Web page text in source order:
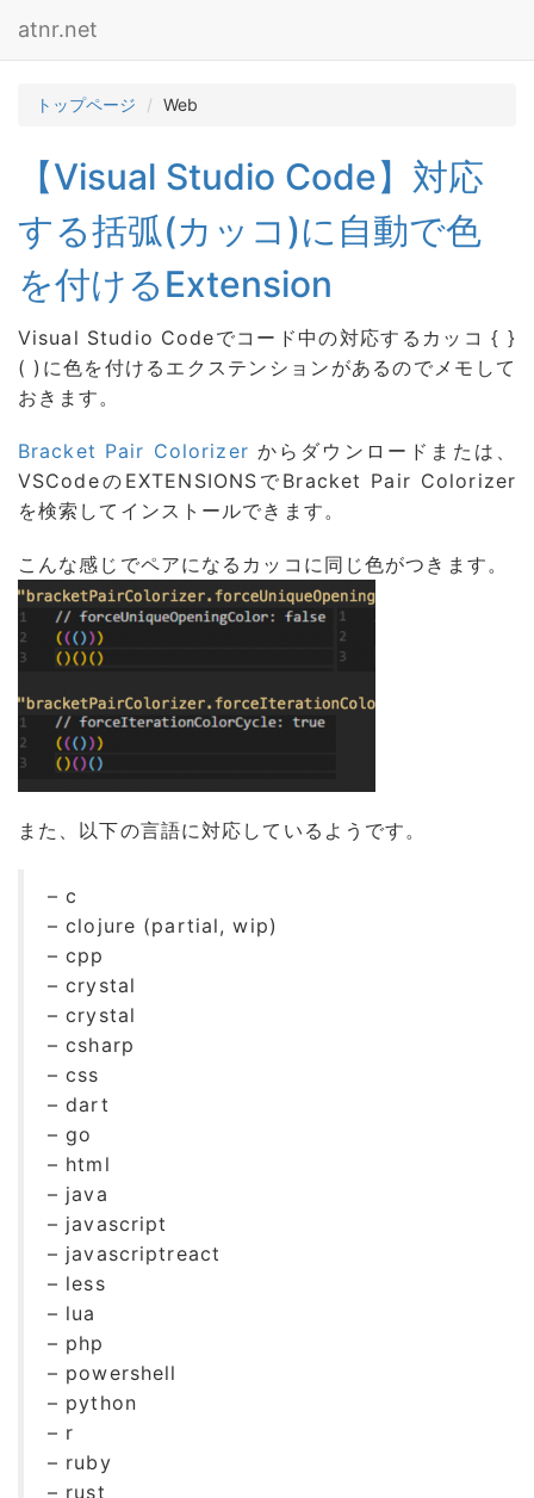
atnr.net
トップページ Web
【Visual Studio Code】対応
する括弧(カッコ)に自動で色
を付けるExtension
Visual Studio Codeでコード中の対応するカッコ { }
( )に色を付けるエクステンションがあるのでメモして
おきます。
Bracket Pair Colorizer からダウンロードまたは、
VSCodeのEXTENSIONSでBracket Pair Colorizer
を検索してインストールできます。
こんな感じでペアになるカッコに同じ色がつきます。
また、以下の言語に対応しているようです。
– c
– clojure (partial, wip)
– cpp
– crystal
– crystal
– csharp
– css
– dart
– go
– html
– java
– javascript
– javascriptreact
– less
– lua
– php
– powershell
– python
– r
– ruby
– rust